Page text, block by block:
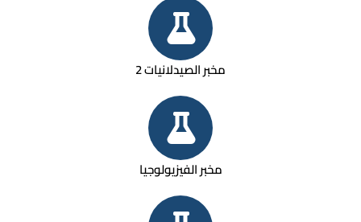
مخبر الصيدلانيات 2
مخبر الفيزيولوجيا